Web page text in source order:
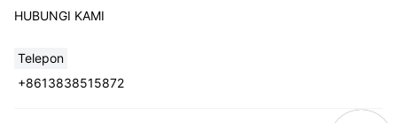
HUBUNGI KAMI
Telepon
+8613838515872